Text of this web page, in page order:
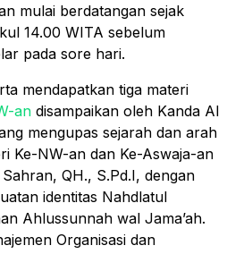
mulai berdatangan sejak
14.00 WITA sebelum
pada sore hari.
mendapatkan tiga materi
an disampaikan oleh Kanda Al
mengupas sejarah dan arah
Ke-NW-an dan Ke-Aswaja-an
QH., S.Pd.I, dengan
identitas Nahdlatul
Ahlussunnah wal Jama’ah.
Organisasi dan